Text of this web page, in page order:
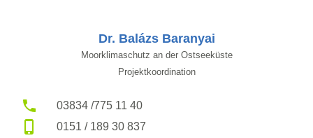
Dr. Balázs Baranyai
Moorklimaschutz an der Ostseeküste
Projektkoordination
03834 /775 11 40
0151 / 189 30 837